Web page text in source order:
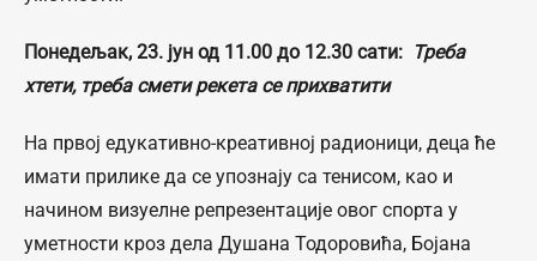
Понедељак, 23. јун од 11.00 до 12.30 сати: Треба
хтети, треба смети рекета се прихватити
На првој едукативно-креативној радионици, деца ће
имати прилике да се упознају са тенисом, као и
начином визуелне репрезентације овог спорта у
уметности кроз дела Душана Тодоровића, Бојана